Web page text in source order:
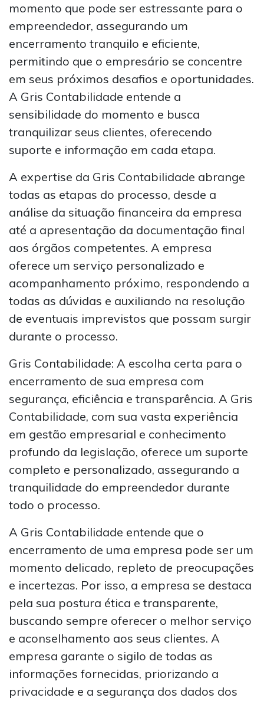
momento que pode ser estressante para o
empreendedor, assegurando um
encerramento tranquilo e eficiente,
permitindo que o empresário se concentre
em seus próximos desafios e oportunidades.
A Gris Contabilidade entende a
sensibilidade do momento e busca
tranquilizar seus clientes, oferecendo
suporte e informação em cada etapa.
A expertise da Gris Contabilidade abrange
todas as etapas do processo, desde a
análise da situação financeira da empresa
até a apresentação da documentação final
aos órgãos competentes. A empresa
oferece um serviço personalizado e
acompanhamento próximo, respondendo a
todas as dúvidas e auxiliando na resolução
de eventuais imprevistos que possam surgir
durante o processo.
Gris Contabilidade: A escolha certa para o
encerramento de sua empresa com
segurança, eficiência e transparência. A Gris
Contabilidade, com sua vasta experiência
em gestão empresarial e conhecimento
profundo da legislação, oferece um suporte
completo e personalizado, assegurando a
tranquilidade do empreendedor durante
todo o processo.
A Gris Contabilidade entende que o
encerramento de uma empresa pode ser um
momento delicado, repleto de preocupações
e incertezas. Por isso, a empresa se destaca
pela sua postura ética e transparente,
buscando sempre oferecer o melhor serviço
e aconselhamento aos seus clientes. A
empresa garante o sigilo de todas as
informações fornecidas, priorizando a
privacidade e a segurança dos dados dos